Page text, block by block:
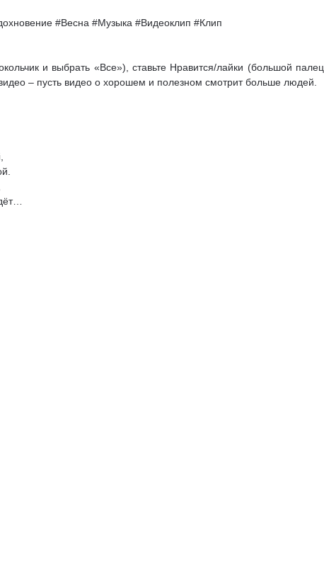
#Весна #Музыка #Видеоклип #Клип
и выбрать «Все»), ставьте Нравится/лайки (большой палец
– пусть видео о хорошем и полезном смотрит больше людей.